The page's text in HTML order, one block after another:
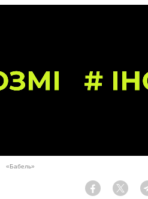
«Бабель»
Facebook Twitter